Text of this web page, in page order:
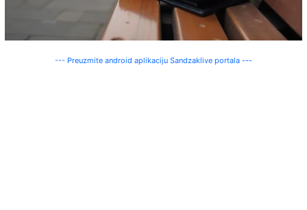
--- Preuzmite android aplikaciju Sandzaklive portala ---